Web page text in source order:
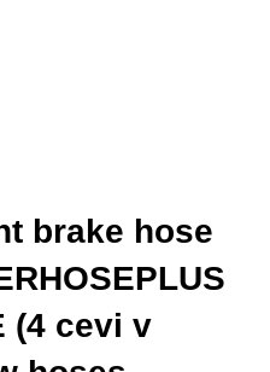
brake hose
(4 cevi v